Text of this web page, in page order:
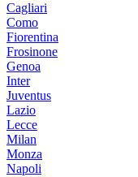
Cagliari
Como
Fiorentina
Frosinone
Genoa
Inter
Juventus
Lazio
Lecce
Milan
Monza
Napoli